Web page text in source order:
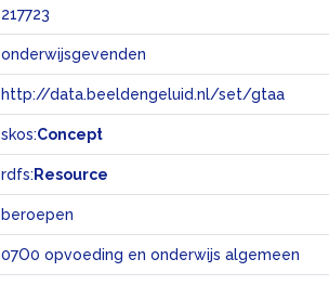
217723
onderwijsgevenden
http://data.beeldengeluid.nl/set/gtaa
skos:Concept
rdfs: Resource
beroepen
07O0 opvoeding en onderwijs algemeen